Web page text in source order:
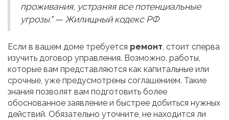
проживания, устраняя все потенциальные
угрозы." — Жилищный кодекс РФ
Если в вашем доме требуется ремонт, стоит сперва
изучить договор управления. Возможно, работы,
которые вам представляются как капитальные или
срочные, уже предусмотрены соглашением. Такие
знания позволят вам подготовить более
обоснованное заявление и быстрее добиться нужных
действий. Обязательно уточните, не находится ли